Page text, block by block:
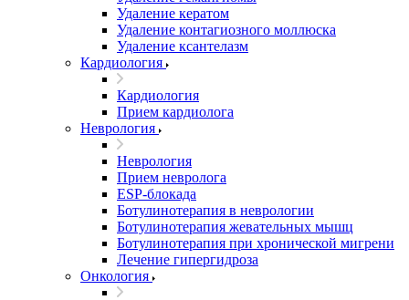
Удаление кератом
Удаление контагиозного моллюска
Удаление ксантелазм
Кардиология
Кардиология
Прием кардиолога
Неврология
Неврология
Прием невролога
ESP-блокада
Ботулинотерапия в неврологии
Ботулинотерапия жевательных мышц
Ботулинотерапия при хронической мигрени
Лечение гипергидроза
Онкология